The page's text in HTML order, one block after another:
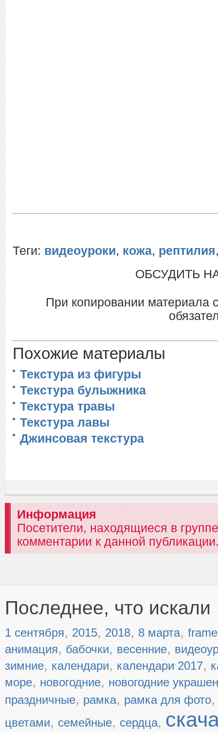
Теги: видеоуроки, кожа, рептилия
ОБСУДИТЬ
При копировании материала
Похожие материалы
Текстура из фигуры
Текстура булыжника
Текстура травы
Текстура лавы
Джинсовая текстура
Информация
Посетители, находящиеся в
комментарии к данной
Последнее, что искали
1 сентября, 2015, 2018, 8 марта, frame
анимация, бабочки, весенние,
зимние, календари, календари 2017,
море, новогодние, новогодние
праздничные, рамка, рамка для фото
цветами, семейные, сердца,